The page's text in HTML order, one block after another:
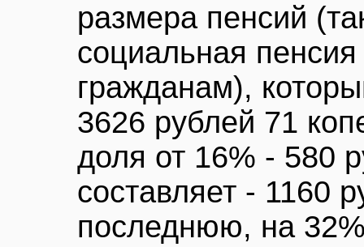
размера пенсий
социальная
гражданам),
3626 рублей 71
доля от 16% - 580
составляет - 1160
последнюю, на